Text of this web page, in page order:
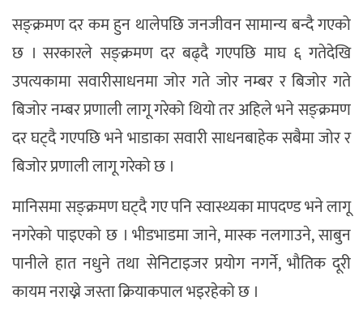
सङ्क्रमण दर कम हुन थालेपछि जनजीवन सामान्य बन्दै गएको
छ । सरकारले सङ्क्रमण दर बढ्दै गएपछि माघ ६ गतेदेखि
उपत्यकामा सवारीसाधनमा जोर गते जोर नम्बर र बिजोर गते
बिजोर नम्बर प्रणाली लागू गरेको थियो तर अहिले भने सङ्क्रमण
दर घट्दै गएपछि भने भाडाका सवारी साधनबाहेक सबैमा जोर र
बिजोर प्रणाली लागू गरेको छ ।
मानिसमा सङ्क्रमण घट्दै गए पनि स्वास्थ्यका मापदण्ड भने लागू
नगरेको पाइएको छ । भीडभाडमा जाने, मास्क नलगाउने, साबुन
पानीले हात नधुने तथा सेनिटाइजर प्रयोग नगर्ने, भौतिक दूरी
कायम नराख्ने जस्ता क्रियाकपाल भइरहेको छ ।